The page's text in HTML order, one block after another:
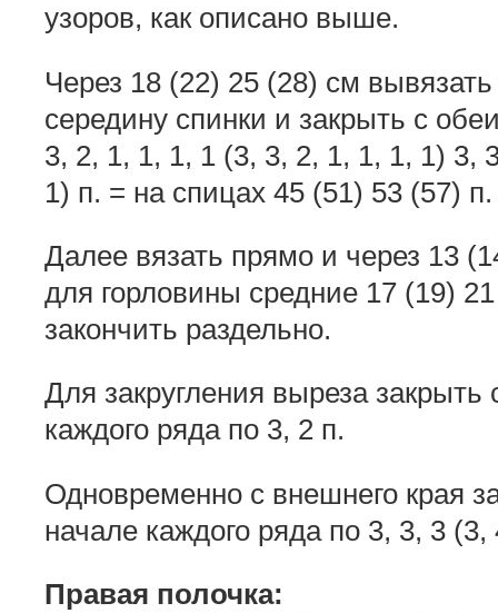
узоров, как описано выше.
Через 18 (22) 25 (28) см
середину спинки и закрыть с
3, 2, 1, 1, 1, 1 (3, 3, 2, 1, 1, 1, 1) 3,
1) п. = на спицах 45 (51) 53 (57) п.
Далее вязать прямо и через 13
для горловины средние 17 (19)
закончить раздельно.
Для закругления выреза закрыть
каждого ряда по 3, 2 п.
Одновременно с внешнего края
начале каждого ряда по 3, 3, 3
Правая полочка: